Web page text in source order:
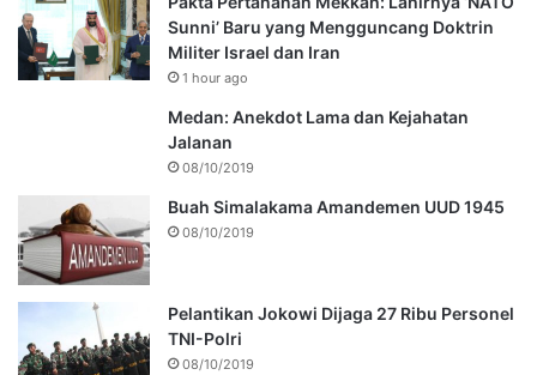
Sunni’ Baru yang Mengguncang Doktrin
Militer Israel dan Iran
1 hour ago
Medan: Anekdot Lama dan Kejahatan
Jalanan
08/10/2019
Buah Simalakama Amandemen UUD 1945
08/10/2019
Pelantikan Jokowi Dijaga 27 Ribu Personel
TNI-Polri
08/10/2019